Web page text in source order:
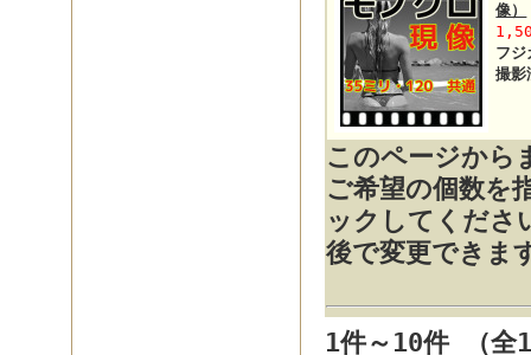
像）
フジ
撮
このページから
ご希望の個数を
ックしてくださ
後で変更できま
1件～10件 （全